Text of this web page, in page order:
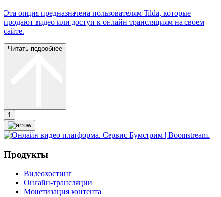
Эта опция предназначена пользователям Tilda, которые
продают видео или доступ к онлайн трансляциям на своем
сайте.
Читать подробнее
1
Продукты
Видеохостинг
Онлайн-трансляции
Монетизация контента